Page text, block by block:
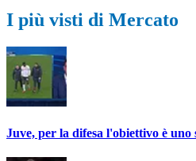
I più visti di Mercato
Juve, per la difesa l'obiettivo è uno